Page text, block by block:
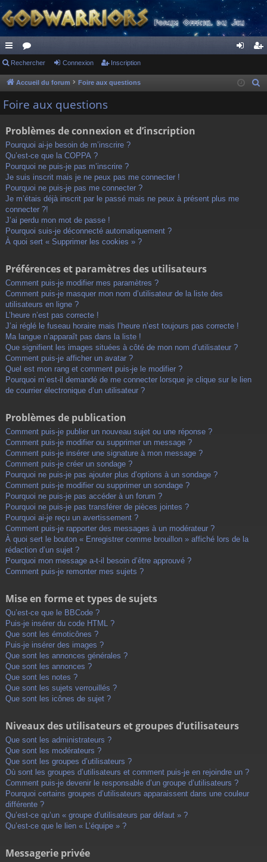
ac
co
ur
s
or
u ne cri
Rechercher Connexion Inscription
Accueil du forum Foire aux questions
Foire aux questions
Problèmes de connexion et d’inscription
Pourquoi ai-je besoin de m’inscrire ?
Qu’est-ce que la COPPA ?
Pourquoi ne puis-je pas m’inscrire ?
Je suis inscrit mais je ne peux pas me connecter !
Pourquoi ne puis-je pas me connecter ?
Je m’étais déjà inscrit par le passé mais ne peux à présent plus me
connecter ?!
J’ai perdu mon mot de passe !
Pourquoi suis-je déconnecté automatiquement ?
À quoi sert « Supprimer les cookies » ?
Préférences et paramètres des utilisateurs
Comment puis-je modifier mes paramètres ?
Comment puis-je masquer mon nom d’utilisateur de la liste des
utilisateurs en ligne ?
L’heure n’est pas correcte !
J’ai réglé le fuseau horaire mais l’heure n’est toujours pas correcte !
Ma langue n’apparaît pas dans la liste !
Que signifient les images situées à côté de mon nom d’utilisateur ?
Comment puis-je afficher un avatar ?
Quel est mon rang et comment puis-je le modifier ?
Pourquoi m’est-il demandé de me connecter lorsque je clique sur le lien
de courrier électronique d’un utilisateur ?
Problèmes de publication
Comment puis-je publier un nouveau sujet ou une réponse ?
Comment puis-je modifier ou supprimer un message ?
Comment puis-je insérer une signature à mon message ?
Comment puis-je créer un sondage ?
Pourquoi ne puis-je pas ajouter plus d’options à un sondage ?
Comment puis-je modifier ou supprimer un sondage ?
Pourquoi ne puis-je pas accéder à un forum ?
Pourquoi ne puis-je pas transférer de pièces jointes ?
Pourquoi ai-je reçu un avertissement ?
Comment puis-je rapporter des messages à un modérateur ?
À quoi sert le bouton « Enregistrer comme brouillon » affiché lors de la
rédaction d’un sujet ?
Pourquoi mon message a-t-il besoin d’être approuvé ?
Comment puis-je remonter mes sujets ?
Mise en forme et types de sujets
Qu’est-ce que le BBCode ?
Puis-je insérer du code HTML ?
Que sont les émoticônes ?
Puis-je insérer des images ?
Que sont les annonces générales ?
Que sont les annonces ?
Que sont les notes ?
Que sont les sujets verrouillés ?
Que sont les icônes de sujet ?
Niveaux des utilisateurs et groupes d’utilisateurs
Que sont les administrateurs ?
Que sont les modérateurs ?
Que sont les groupes d’utilisateurs ?
Où sont les groupes d’utilisateurs et comment puis-je en rejoindre un ?
Comment puis-je devenir le responsable d’un groupe d’utilisateurs ?
Pourquoi certains groupes d’utilisateurs apparaissent dans une couleur
différente ?
Qu’est-ce qu’un « groupe d’utilisateurs par défaut » ?
Qu’est-ce que le lien « L’équipe » ?
Messagerie privée